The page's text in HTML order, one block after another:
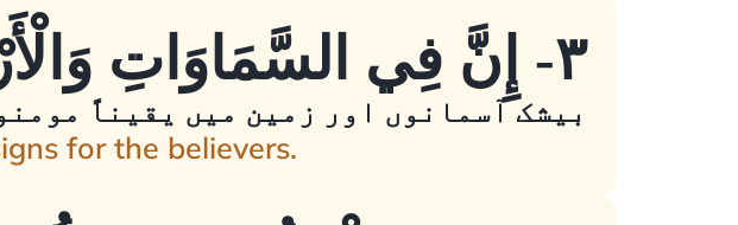
٣- إِنَّ فِي السَّمَاوَاتِ وَالْأَرْضِ لَآيَاتٍ لِّلْمُؤْمِنِينَ
بیشک آسمانوں اور زمین میں یقیناً
for the believers.